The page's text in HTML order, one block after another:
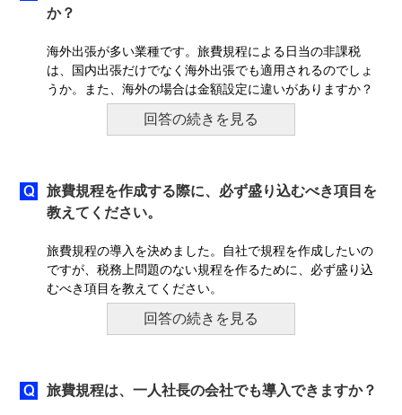
か？
海外出張が多い業種です。旅費規程による日当の非課税
は、国内出張だけでなく海外出張でも適用されるのでしょ
うか。また、海外の場合は金額設定に違いがありますか？
回答の続きを見る
旅費規程を作成する際に、必ず盛り込むべき項目を
教えてください。
旅費規程の導入を決めました。自社で規程を作成したいの
ですが、税務上問題のない規程を作るために、必ず盛り込
むべき項目を教えてください。
回答の続きを見る
旅費規程は、一人社長の会社でも導入できますか？